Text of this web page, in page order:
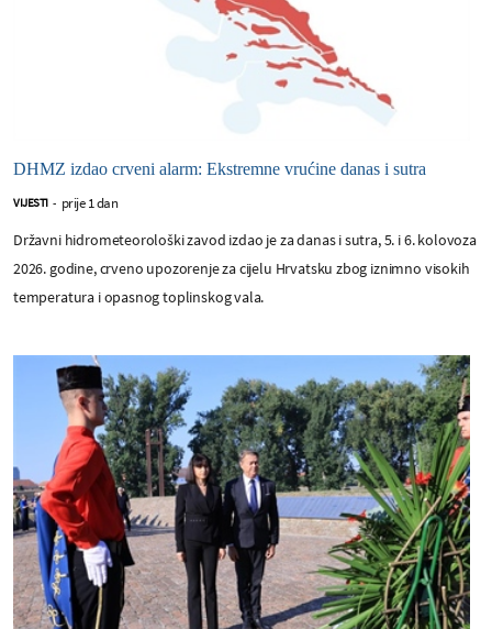
DHMZ izdao crveni alarm: Ekstremne vrućine danas i sutra
VIJESTI - prije 1 dan
Državni hidrometeorološki zavod izdao je za danas i sutra, 5. i 6. kolovoza
2026. godine, crveno upozorenje za cijelu Hrvatsku zbog iznimno visokih
temperatura i opasnog toplinskog vala.